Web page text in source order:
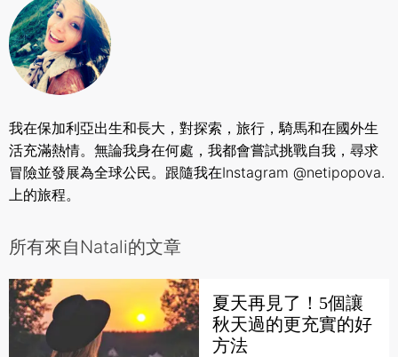
查找您附近的辦公室
關於我們
公司資訊
加入我們
我在保加利亞出生和長大，對探索，旅行，騎馬和在國外生
活充滿熱情。無論我身在何處，我都會嘗試挑戰自我，尋求
冒險並發展為全球公民。跟隨我在Instagram @netipopova.
上的旅程。
所有來自Natali的文章
夏天再見了！5個讓
秋天過的更充實的好
方法